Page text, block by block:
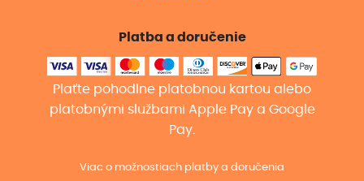
Platba a doručenie
Plaťte pohodlne platobnou kartou alebo
platobnými službami Apple Pay a Google
Pay.
Viac o možnostiach platby a doručenia